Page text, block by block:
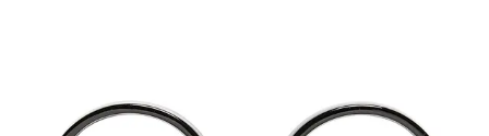
Asztali játékok
Nyári játékok
- Csomagautomata: 1190